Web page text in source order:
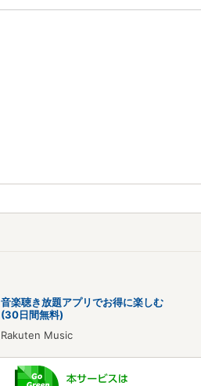
音楽聴き放題アプリでお得に楽しむ
(30日間無料)
Rakuten Music